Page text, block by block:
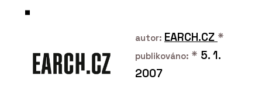
autor: EARCH.CZ *
publikováno: * 5. 1.
2007